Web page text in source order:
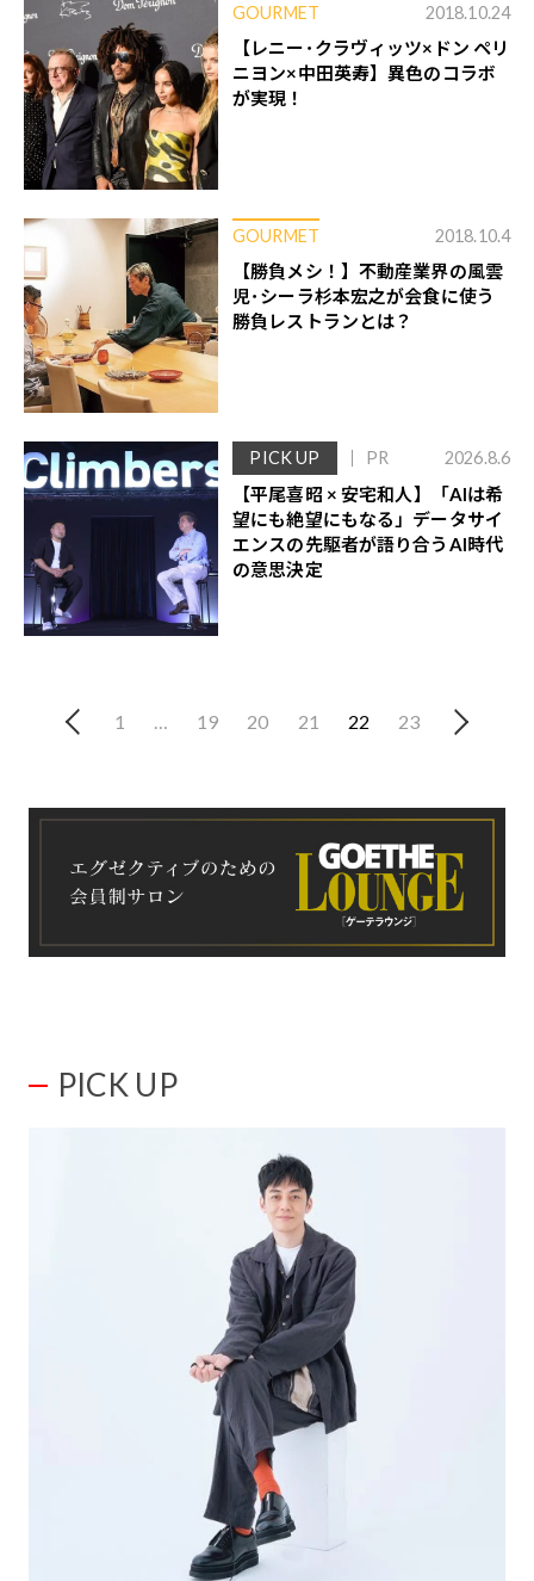
GOURMET 2018.10.24
【レニー･クラヴィッツ×ドン ペリ
ニヨン×中田英寿】異色のコラボ
が実現！
GOURMET 2018.10.4
【勝負メシ！】不動産業界の風雲
児･シーラ杉本宏之が会食に使う
勝負レストランとは？
PICK UP PR 2026.8.6
【平尾喜昭 × 安宅和人】「AIは希
望にも絶望にもなる」データサイ
エンスの先駆者が語り合うAI時代
の意思決定
1 … 19 20 21 22 23
PICK UP